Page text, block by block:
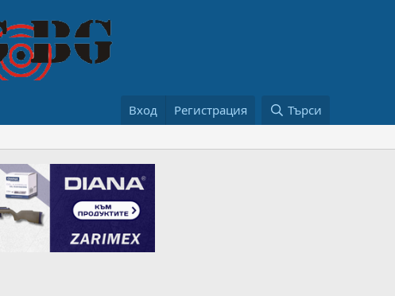
Вход Регистрация Търси